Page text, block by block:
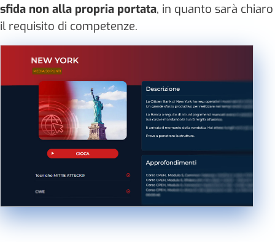
sfida non alla propria portata, in quanto sarà chiaro
il requisito di competenze.